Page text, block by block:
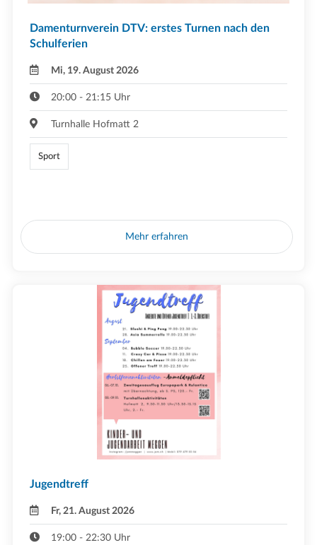
Damenturnverein DTV: erstes Turnen nach den
Schulferien
Mi, 19. August 2026
20:00 - 21:15 Uhr
Turnhalle Hofmatt 2
Sport
Mehr erfahren
Jugendtreff
Fr, 21. August 2026
19:00 - 22:30 Uhr